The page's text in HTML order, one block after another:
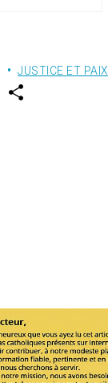
JUSTICE ET PAIX
w